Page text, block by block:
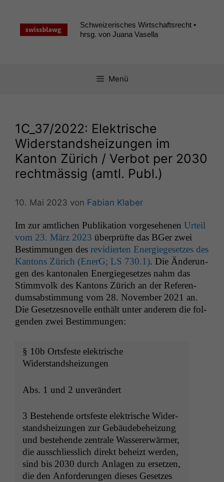
springen
Schweizerisches Wirtschaftsrecht •
hrsg. von Juana Vasella
Menü
1C_37/2022: Elektrische
Widerstandsheizungen im
Kanton Zürich / Verbot per 2030
rechtmässig (amtl. Publ.)
10. Mai 2023 von Fabian Klaber
Im zur amtlichen Pub­lika­tion vorge­se­henen Urteil
vom 23. März 2023 über­prüfte das BGer zwei
Bes­tim­mungen des rev­i­dierten Energiege­set­zes des
Kan­tons Zürich (EnerG; LS 730.1). Die Änderun­
gen des kan­tonalen Energiege­set­zes nahm das
Stim­mvolk des Kan­tons Zürich an der Ref­er­en­
dumsab­stim­mung vom 28. Novem­ber 2021 an.
Die Geset­zes­nov­el­le enthält unter anderem die fol­
gen­den zwei Bestimmungen:
§ 10b Orts­feste elek­trische
Widerstandsheizungen
Abs. 1 und 2 unverändert
3 Beste­hende orts­feste elek­trische Wider­
stand­sheizun­gen zur Gebäude­be­heizung
und beste­hende zen­trale Wasser­erwärmer,
die auss­chliesslich direkt beheizt wer­den,
sind bis 2030 durch Anla­gen zu erset­zen,
die den Anforderun­gen dieses Geset­zes